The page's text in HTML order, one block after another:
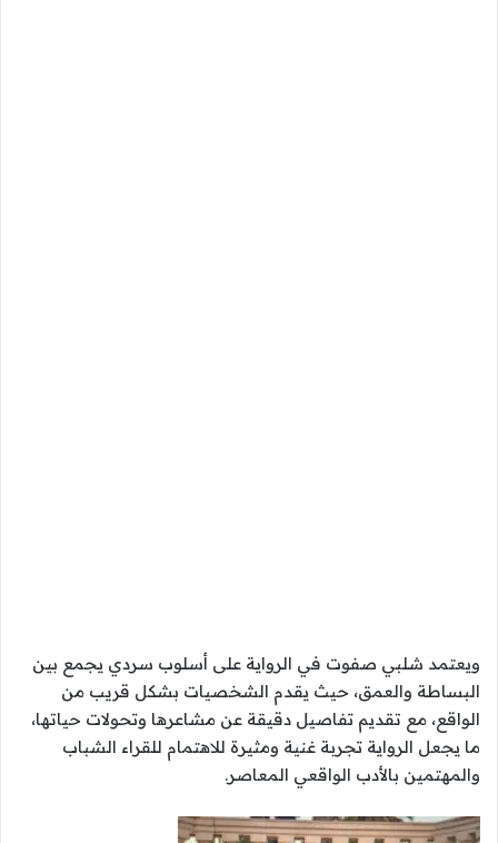
ويعتمد شلبي صفوت في الرواية على أسلوب سردي يجمع بين
البساطة والعمق، حيث يقدم الشخصيات بشكل قريب من
الواقع، مع تقديم تفاصيل دقيقة عن مشاعرها وتحولات حياتها،
ما يجعل الرواية تجربة غنية ومثيرة للاهتمام للقراء الشباب
والمهتمين بالأدب الواقعي المعاصر.